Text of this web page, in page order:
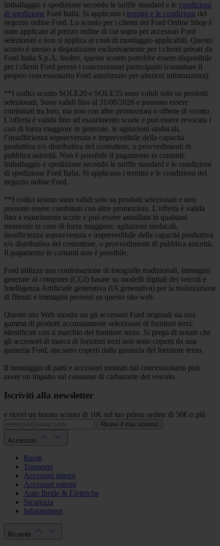
Imballaggio e spedizione secondo le tariffe standard e le condizioni
di spedizione Ford Italia. Si applicano i termini e le condizioni del
negozio online Ford. Lo sconto per i clienti del Ford Online Shop è
stato applicato al prezzo online di cui sopra per accessori Ford
selezionati e non si applica ai costi di montaggio applicabili. Questo
sconto è messo a disposizione esclusivamente per i clienti privati da
Ford Italia S.p.A. Inoltre, questo sconto potrebbe essere disponibile
per i clienti Ford presso i concessionari partecipanti (contattare il
proprio concessionario Ford autorizzato per ulteriori informazioni).
**I codici sconto SOLE20 e SOLE35 sono validi solo su prodotti
selezionati. Sono validi fino al 31/08/2026 e possono essere
combinati tra loro, ma non con altre promozioni o offerte di sconto.
L'offerta è valida fino ad esaurimento scorte e può essere revocata i
casi di forza maggiore in generale, le agitazioni sindacali,
l’insufficienza sopravvenuta e imprevedibile della capacità
produttiva e/o distributiva del costruttore, o provvedimenti di
pubblica autorità. Non è possibile il pagamento in contanti.
Imballaggio e spedizione secondo le tariffe standard e le condizioni
di spedizione Ford Italia. Si applicano i termini e le condizioni del
negozio online Ford.
**I codici sconto sono validi solo su prodotti selezionati e non
possono essere combinati con altre promozioni. L'offerta è valida
fino a esaurimento scorte e può essere annullata in qualsiasi
momento in caso di forza maggiore, agitazioni sindacali,
insufficienza sopravvenuta e imprevedibile della capacità produttiva
e/o distributiva del costruttore, o provvedimenti di pubblica autorità.
Il pagamento in contanti non è possibile.
Ford utilizza una combinazione di fotografie tradizionali, immagini
generate al computer (CGI) basate su modelli digitali dei veicoli e
Intelligenza Artificiale generativa (IA generativa) per la realizzazione
di filmati e immagini presenti su questo sito web.
Questo sito Web mostra sia gli accessori Ford originali sia una
gamma di prodotti accuratamente selezionati di fornitori terzi,
identificati con il marchio del fornitore terzo. Si prega di notare che
gli accessori di marca di fornitori terzi non sono coperti da una
garanzia Ford, ma sono coperti dalla garanzia del fornitore terzo.
Il montaggio di parti e accessori montati dal concessionario può
avere un impatto sul consumo di carburante del veicolo.
Iscriviti alla newsletter
e ricevi un buono sconto di 10€ sul tuo primo ordine di 50€ o più
Ricevi il mio sconto!
Accessori
Ruote
Trasporto
Accessori interni
Accessori esterni
Auto Ibride & Elettriche
Sicurezza
Infotainment
Ricambi